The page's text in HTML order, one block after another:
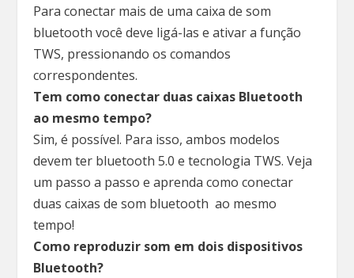
Para conectar mais de uma caixa de som
bluetooth você deve ligá-las e ativar a função
TWS, pressionando os comandos
correspondentes.
Tem como conectar duas caixas Bluetooth
ao mesmo tempo?
Sim, é possível. Para isso, ambos modelos
devem ter bluetooth 5.0 e tecnologia TWS. Veja
um passo a passo e aprenda como conectar
duas caixas de som bluetooth ao mesmo
tempo!
Como reproduzir som em dois dispositivos
Bluetooth?